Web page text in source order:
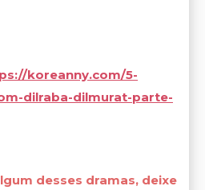
koreanny.com/5-
dilraba-dilmurat-parte-
desses dramas, deixe